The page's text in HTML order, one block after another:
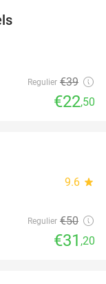
Regulier €39
€22,50
9.6 star
Regulier €50
€31 ,20